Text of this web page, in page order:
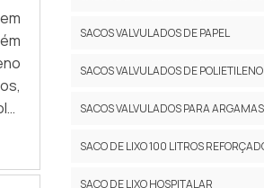
a
a
SACOS VALVULADOS DE PAPEL
SACOS VALVULADOS DE POLIETILENO
SACOS VALVULADOS PARA
SACO DE LIXO 100 LITROS
SACO DE LIXO HOSPITALAR